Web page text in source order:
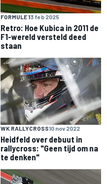
FORMULE 13 feb 2025
Retro: Hoe Kubica in 2011 de
F1-wereld versteld deed
staan
WK RALLYCROSS10 nov 2022
Heidfeld over debuut in
rallycross: "Geen tijd om na
te denken"